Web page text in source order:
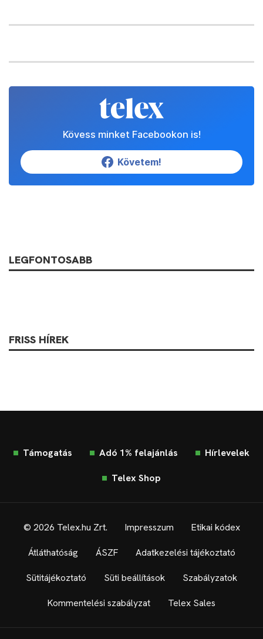
Kövess minket Facebookon is!
Követem!
LEGFONTOSABB
FRISS HÍREK
Támogatás Adó 1% felajánlás Hírlevelek
Telex Shop
© 2026 Telex.hu Zrt. Impresszum Etikai kódex
Átláthatóság ÁSZF Adatkezelési tájékoztató
Sütitájékoztató Süti beállítások Szabályzatok
Kommentelési szabályzat Telex Sales